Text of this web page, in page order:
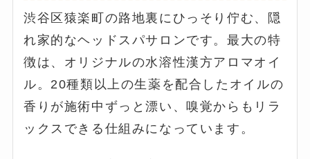
渋谷区猿楽町の路地裏にひっそり佇む、隠
れ家的なヘッドスパサロンです。最大の特
徴は、オリジナルの水溶性漢方アロマオイ
ル。20種類以上の生薬を配合したオイルの
香りが施術中ずっと漂い、嗅覚からもリラ
ックスできる仕組みになっています。